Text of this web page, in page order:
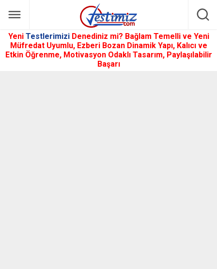
Yeni Testlerimizi Denediniz mi? Bağlam Temelli ve Yeni
Müfredat Uyumlu, Ezberi Bozan Dinamik Yapı, Kalıcı ve
Etkin Öğrenme, Motivasyon Odaklı Tasarım, Paylaşılabilir
Başarı